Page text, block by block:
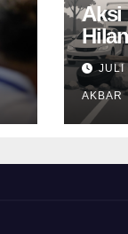
Aksi
AKBAR